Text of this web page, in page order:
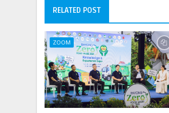
RELATED POST
ZOOM